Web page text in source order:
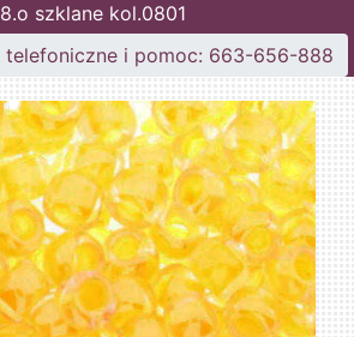
szklane kol.0801
telefoniczne i pomoc: 663-656-888